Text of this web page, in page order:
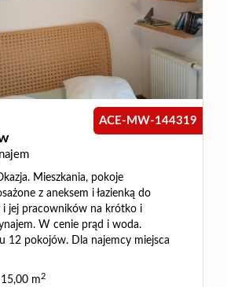
ACE-MW-144319
Mieszkania, pokoje
z aneksem i łazienką do
i jej pracowników na krótko i
W cenie prąd i woda.
12 pokojów. Dla najemcy miejsca
15,00 m2